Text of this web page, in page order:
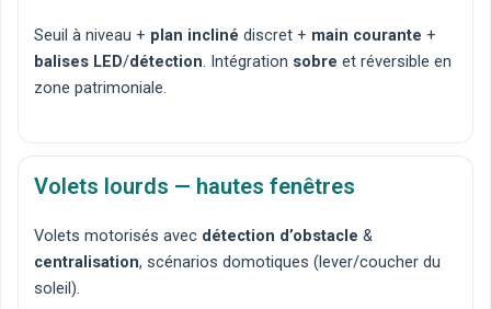
Seuil à niveau + plan incliné discret + main courante +
balises LED/détection. Intégration sobre et réversible en
zone patrimoniale.
Volets lourds — hautes fenêtres
Volets motorisés avec détection d’obstacle &
centralisation, scénariosdomotiques (lever/coucher du
soleil).